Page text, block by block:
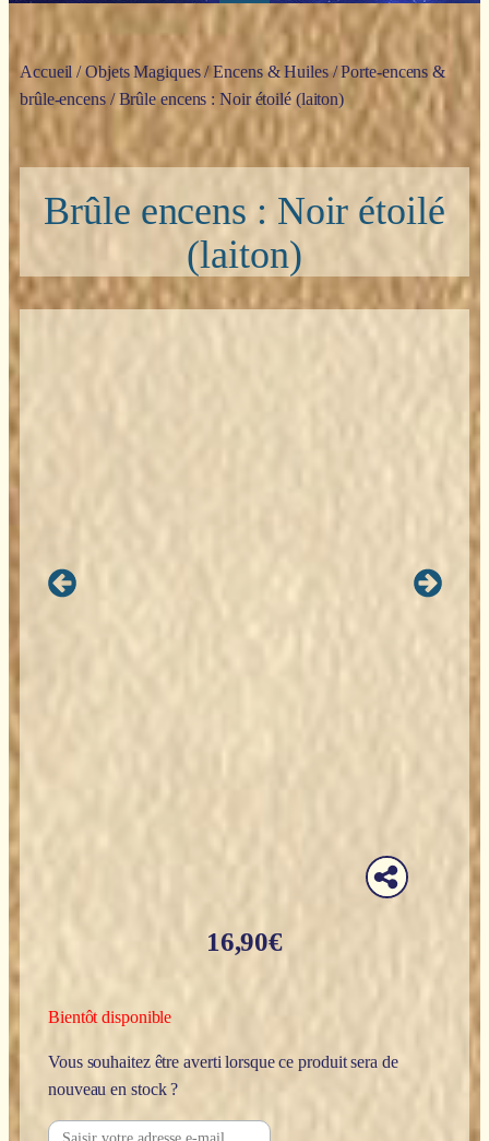
Accueil /Objets Magiques/Encens & Huiles/Porte-encens &
brûle-encens/ Brûle encens : Noir étoilé (laiton)
Brûle encens : Noir étoilé
(laiton)
16,90€
Bientôt disponible
Vous souhaitez être averti lorsque ce produit sera de
nouveau en stock ?